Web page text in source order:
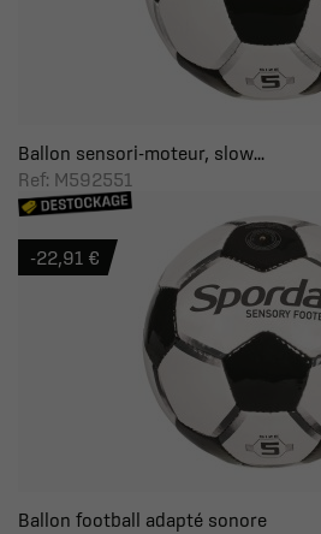
Ballon sensori-moteur, slow...
Ref: M592551
Ballon football adapté sonore
-22,91 €